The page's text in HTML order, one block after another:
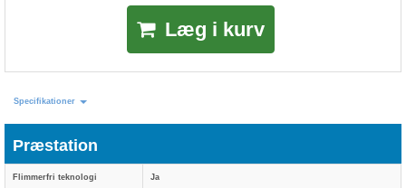
Læg i kurv
Specifikationer
Præstation
Flimmerfri teknologi Ja